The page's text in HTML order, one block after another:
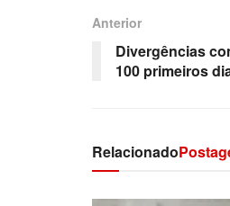
Anterior
Divergências
100 primeiros
Relacionado